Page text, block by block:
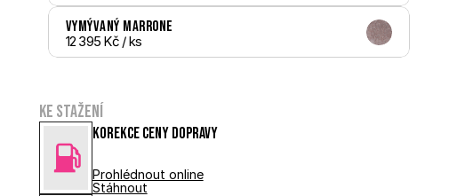
Vymývaný Marrone
12 395 Kč / ks
Ke stažení
Korekce ceny dopravy
Prohlédnout online
Stáhnout